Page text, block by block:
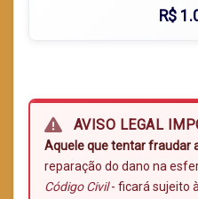
R$
AVISO LEGAL
Aquele que tentar fraudar
reparação do dano na
Código Civil- ficará sujeito